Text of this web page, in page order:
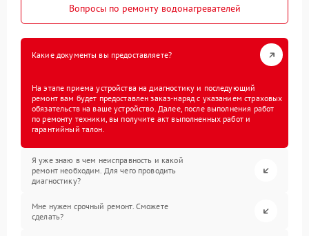
Вопросы по ремонту водонагревателей
Какие документы вы предоставляете?
На этапе приема устройства на диагностику и последующий
ремонт вам будет предоставлен заказ-наряд с указанием страховых
обязательств на ваше устройство. Далее, после выполнения работ
по ремонту техники, вы получите акт выполненных работ и
гарантийный талон.
Я уже знаю в чем неисправность и какой
ремонт необходим. Для чего проводить
диагностику?
Мне нужен срочный ремонт. Сможете
сделать?